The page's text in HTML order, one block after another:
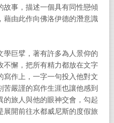
故事，描述一個具有同性戀傾
藉由此作向佛洛伊德的潛意識
學巨擘，著有許多為人景仰的
不懈，把所有精力都放在文字
寫作上，一字一句投入他對文
嚴謹的寫作生涯也讓他感到
的旅人與他的眼神交會，勾起
展開前往水都威尼斯的度假旅